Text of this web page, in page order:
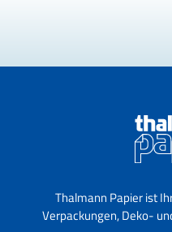
Thalmann Papier ist
Verpackungen, Deko-